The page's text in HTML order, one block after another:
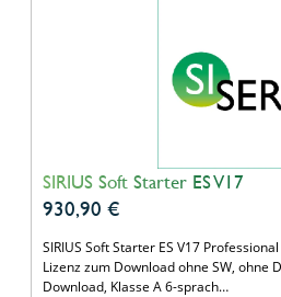
SIRIUS Soft Starter ES V17
930,90 €
SIRIUS Soft Starter ES V17
Lizenz zum Download ohne SW, ohne
Download, Klasse A 6-sprach…